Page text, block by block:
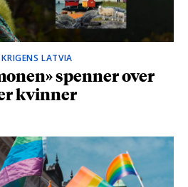
LATVIA
spenner over
kvinner